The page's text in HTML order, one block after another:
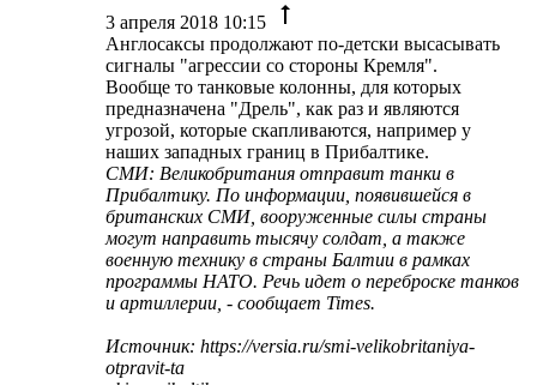
3 апреля 2018 10:15
Англосаксы продолжают по-детски высасывать
сигналы "агрессии со стороны Кремля".
Вообще то танковые колонны, для которых
предназначена "Дрель", как раз и являются
угрозой, которые скапливаются, например у
наших западных границ в Прибалтике.
СМИ: Великобритания отправит танки в
Прибалтику. По информации, появившейся в
британских СМИ, вооруженные силы страны
могут направить тысячу солдат, а также
военную технику в страны Балтии в рамках
программы НАТО. Речь идет о переброске танков
и артиллерии, - сообщает Times.
Источник: https://versia.ru/smi-velikobritaniya-
otpravit-ta